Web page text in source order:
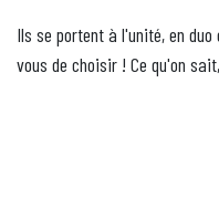
Ils se portent à l'unité, en
vous de choisir ! Ce qu'on